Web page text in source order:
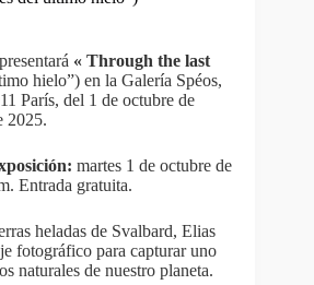
presentará « Through the last
hielo”) en la Galería Spéos,
París, del 1 de octubre de
2025.
martes 1 de octubre de
Entrada gratuita.
heladas de Svalbard, Elias
fotográfico para capturar uno
naturales de nuestro planeta.